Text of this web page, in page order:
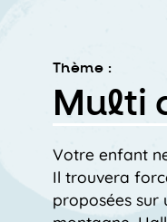
Thème :
Multi
Votre enfant
Il trouvera
proposées sur